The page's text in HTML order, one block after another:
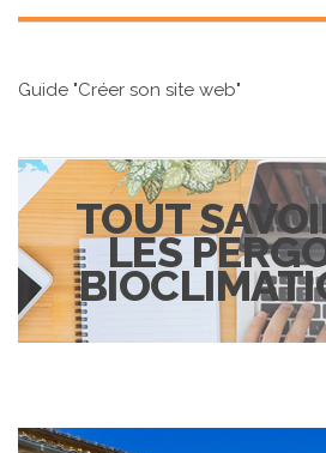
Guide "Créer son site web"
TOUT
LES